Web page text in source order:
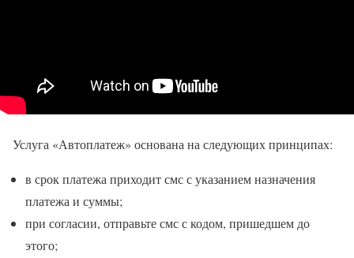
Услуга «Автоплатеж» основана на следующих принципах:
в срок платежа приходит смс с указанием назначения
платежа и суммы;
при согласии, отправьте смс с кодом, пришедшем до
этого;